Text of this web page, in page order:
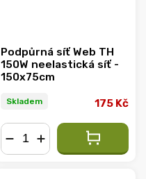
Podpůrná síť Web TH
150W neelastická síť -
150x75cm
Skladem 175 Kč